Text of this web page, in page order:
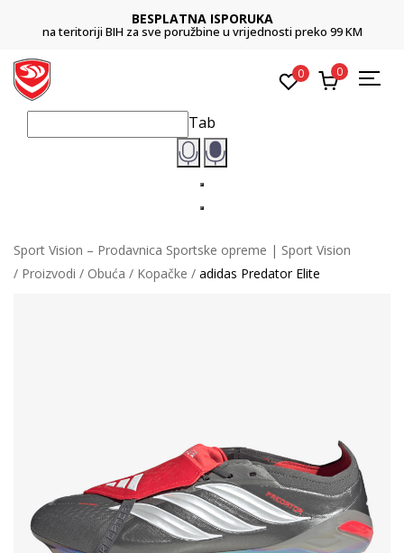
BESPLATNA ISPORUKA
na teritoriji BIH za sve poružbine u vrijednosti preko 99 KM
0 0
Tab
Sport Vision – Prodavnica Sportske opreme | Sport Vision
Proizvodi
Obuća Kopačke adidas Predator Elite